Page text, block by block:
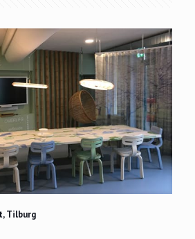
’t Sant, Tilburg
Tilburg